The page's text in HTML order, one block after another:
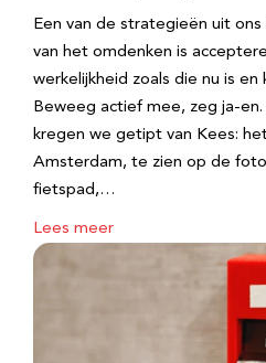
Een van de strategieën uit
van het omdenken is
werkelijkheid zoals die nu is en
Beweeg actief mee, zeg ja-
kregen we getipt van Kees:
Amsterdam, te zien op de
fietspad,…
Lees meer